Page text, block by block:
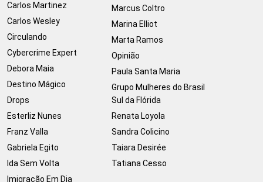
Carlos Martinez
Carlos Wesley
Circulando
Cybercrime Expert
Debora Maia
Destino Mágico
Drops
Esterliz Nunes
Franz Valla
Gabriela Egito
Ida Sem Volta
Imigração Em Dia
Marcus Coltro
Marina Elliot
Marta Ramos
Opinião
Paula Santa Maria
Grupo Mulheres do Brasil
Sul da Flórida
Renata Loyola
Sandra Colicino
Taiara Desirée
Tatiana Cesso